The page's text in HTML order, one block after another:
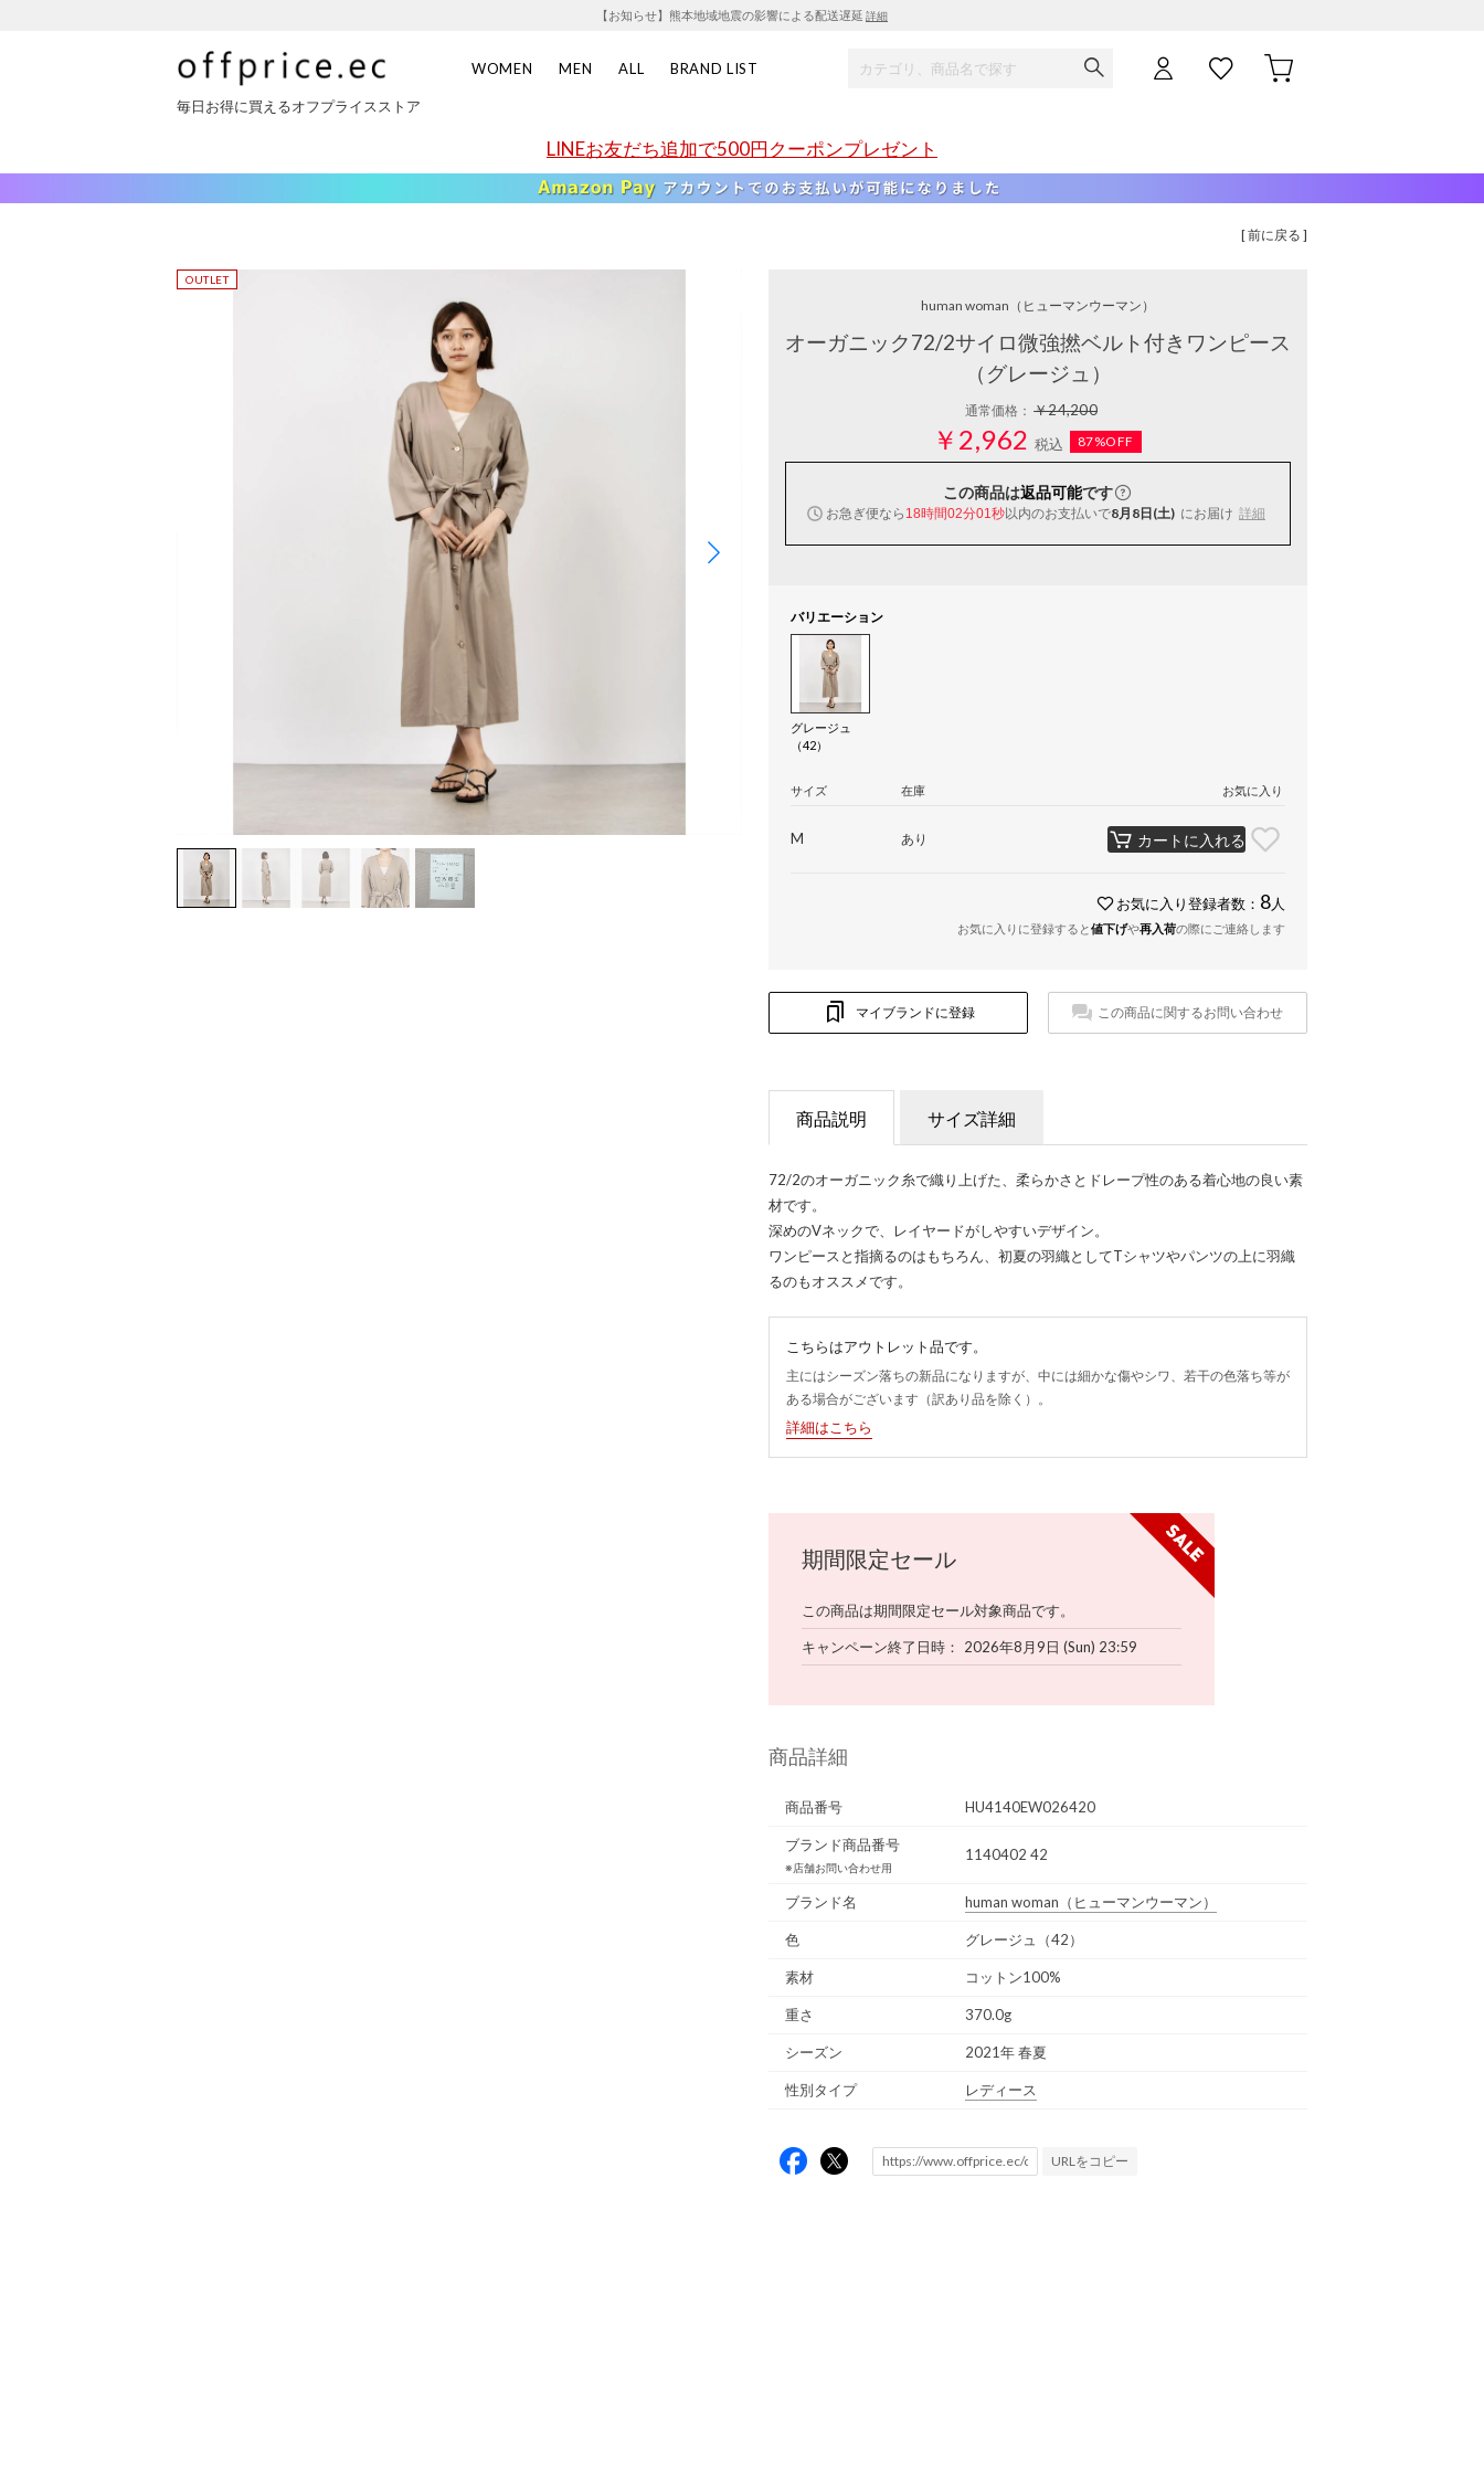
【お知らせ】熊本地域地震の影響による配送遅延 詳細
WOMEN MEN ALL BRAND LIST
毎日お得に買えるオフプライスストア
LINEお友だち追加で500円クーポンプレゼント
[ 前に戻る ]
human woman （ヒューマンウーマン）
オーガニック72/2サイロ微強撚ベルト付きワンピース
（グレージュ）
通常価格：￥24,200
￥2,962 税込 87%OFF
この商品は返品可能です
お急ぎ便なら 18時間02分00秒以内のお支払いで8月8日(土) にお届け 詳細
バリエーション
グレージュ
（42）
サイズ 在庫 お気に入り
M あり カートに入れる
お気に入り登録者数： 8 人
お気に入りに登録すると値下げや再入荷の際にご連絡します
マイブランドに登録 この商品に関するお問い合わせ
商品説明 サイズ詳細
72/2のオーガニック糸で織り上げた、柔らかさとドレープ性のある着心地の良い素
材です。
深めのVネックで、レイヤードがしやすいデザイン。
ワンピースと指摘るのはもちろん、初夏の羽織としてTシャツやパンツの上に羽織
るのもオススメです。
こちらはアウトレット品です。
主にはシーズン落ちの新品になりますが、中には細かな傷やシワ、若干の色落ち等が
ある場合がございます（訳あり品を除く）。
詳細はこちら
期間限定セール
この商品は期間限定セール対象商品です。
キャンペーン終了日時 2026年8月9日 (Sun) 23:59
商品詳細
商品番号 HU4140EW026420
ブランド商品番号
※店舗お問い合わせ用
1140402 42
ブランド名 human woman （ヒューマンウーマン）
色 グレージュ（42）
素材 コットン100%
重さ 370.0g
シーズン 2021年 春夏
性別タイプ レディース
URLをコピー